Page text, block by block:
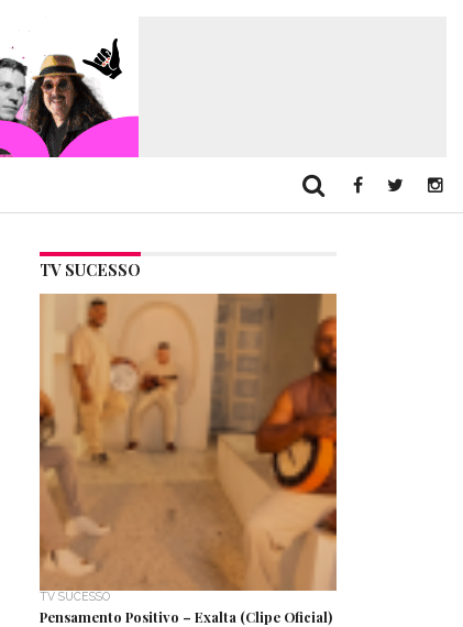
TV SUCESSO
TV SUCESSO
Pensamento Positivo – Exalta (Clipe Oficial)